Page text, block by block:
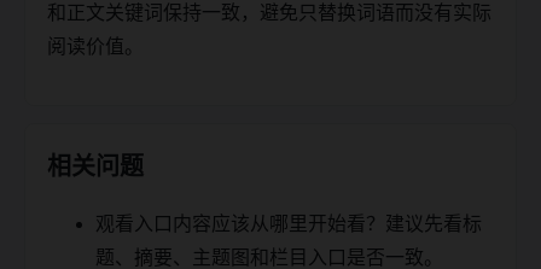
和正文关键词保持一致，避免只替换词语而没有实际
阅读价值。
相关问题
观看入口内容应该从哪里开始看？建议先看标
题、摘要、主题图和栏目入口是否一致。